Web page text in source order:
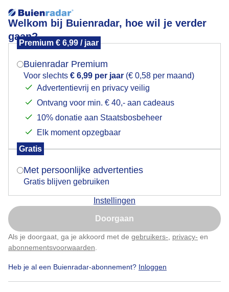
Welkom bij Buienradar, hoe wil je verder
gaan?
Premium € 6,99 / jaar
Buienradar Premium
Voor slechts € 6,99 per jaar (€ 0,58 per maand)
Advertentievrij en privacy veilig
Ontvang voor min. € 40,- aan cadeaus
10% donatie aan Staatsbosbeheer
Elk moment opzegbaar
Gratis
Met persoonlijke advertenties
Gratis blijven gebruiken
Instellingen
Doorgaan
Als je doorgaat, ga je akkoord met de gebruikers- privacy- en
abonnementsvoorwaarden
Heb je al een Buienradar-abonnement? Inloggen
Iets met een kring en een ton
Kring om de zon, regen in de ton
Door: Joost Mooij
Mogen we je locatie gebruiken voor het
Indien je hier nog geen akkoord op hebt gegeven,
verschijnt er zo een pop-up uit je browser waarin
Is goed, toon de popup
Nu niet, misschien later
Klik hierom dit aan te passen